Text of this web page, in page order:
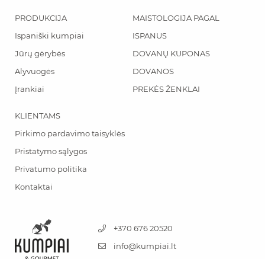
PRODUKCIJA
Ispaniški kumpiai
Jūrų gėrybės
Alyvuogės
Įrankiai
MAISTOLOGIJA PAGAL
ISPANUS
DOVANŲ KUPONAS
DOVANOS
PREKĖS ŽENKLAI
KLIENTAMS
Pirkimo pardavimo taisyklės
Pristatymo sąlygos
Privatumo politika
Kontaktai
+370 676 20520
info@kumpiai.lt